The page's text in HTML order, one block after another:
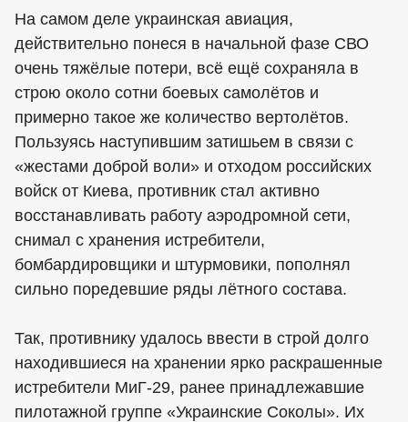
На самом деле украинская авиация,
действительно понеся в начальной фазе СВО
очень тяжёлые потери, всё ещё сохраняла в
строю около сотни боевых самолётов и
примерно такое же количество вертолётов.
Пользуясь наступившим затишьем в связи с
«жестами доброй воли» и отходом российских
войск от Киева, противник стал активно
восстанавливать работу аэродромной сети,
снимал с хранения истребители,
бомбардировщики и штурмовики, пополнял
сильно поредевшие ряды лётного состава.
Так, противнику удалось ввести в строй долго
находившиеся на хранении ярко раскрашенные
истребители МиГ-29, ранее принадлежавшие
пилотажной группе «Украинские Соколы». Их